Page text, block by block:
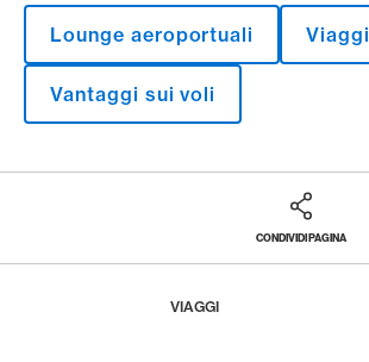
Lounge aeroportuali Viaggi
Vantaggi sui voli
CONDIVIDI PAGINA
VIAGGI